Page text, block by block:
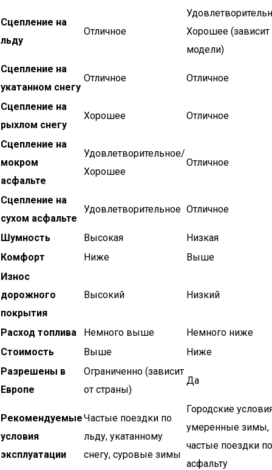
Сцепление на
льду
Отличное
Хорошее (зависит
модели)
Сцепление на
укатанном снегу
Отличное Отличное
Сцепление на
рыхлом снегу
Хорошее Отличное
Сцепление на
мокром
асфальте
Удовлетворительное/
Хорошее
Отличное
Сцепление на
сухом асфальте
Удовлетворительное Отличное
Шумность Высокая
Низкая
Комфорт
Ниже
Выше
Износ
дорожного
покрытия
Высокий Низкий
Расход топлива Немного выше
Немного ниже
Стоимость
Выше
Ниже
Разрешены в
Европе
Ограниченно (зависит
от страны)
Да
Рекомендуемые
условия
эксплуатации
Частые поездки по
льду, укатанному
снегу, суровые зимы
Городские
умеренные зимы,
частые поездки по
асфальту